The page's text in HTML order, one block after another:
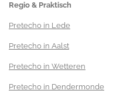
Regio & Praktisch
Pretecho in Lede
Pretecho in Aalst
Pretecho in Wetteren
Pretecho in Dendermonde